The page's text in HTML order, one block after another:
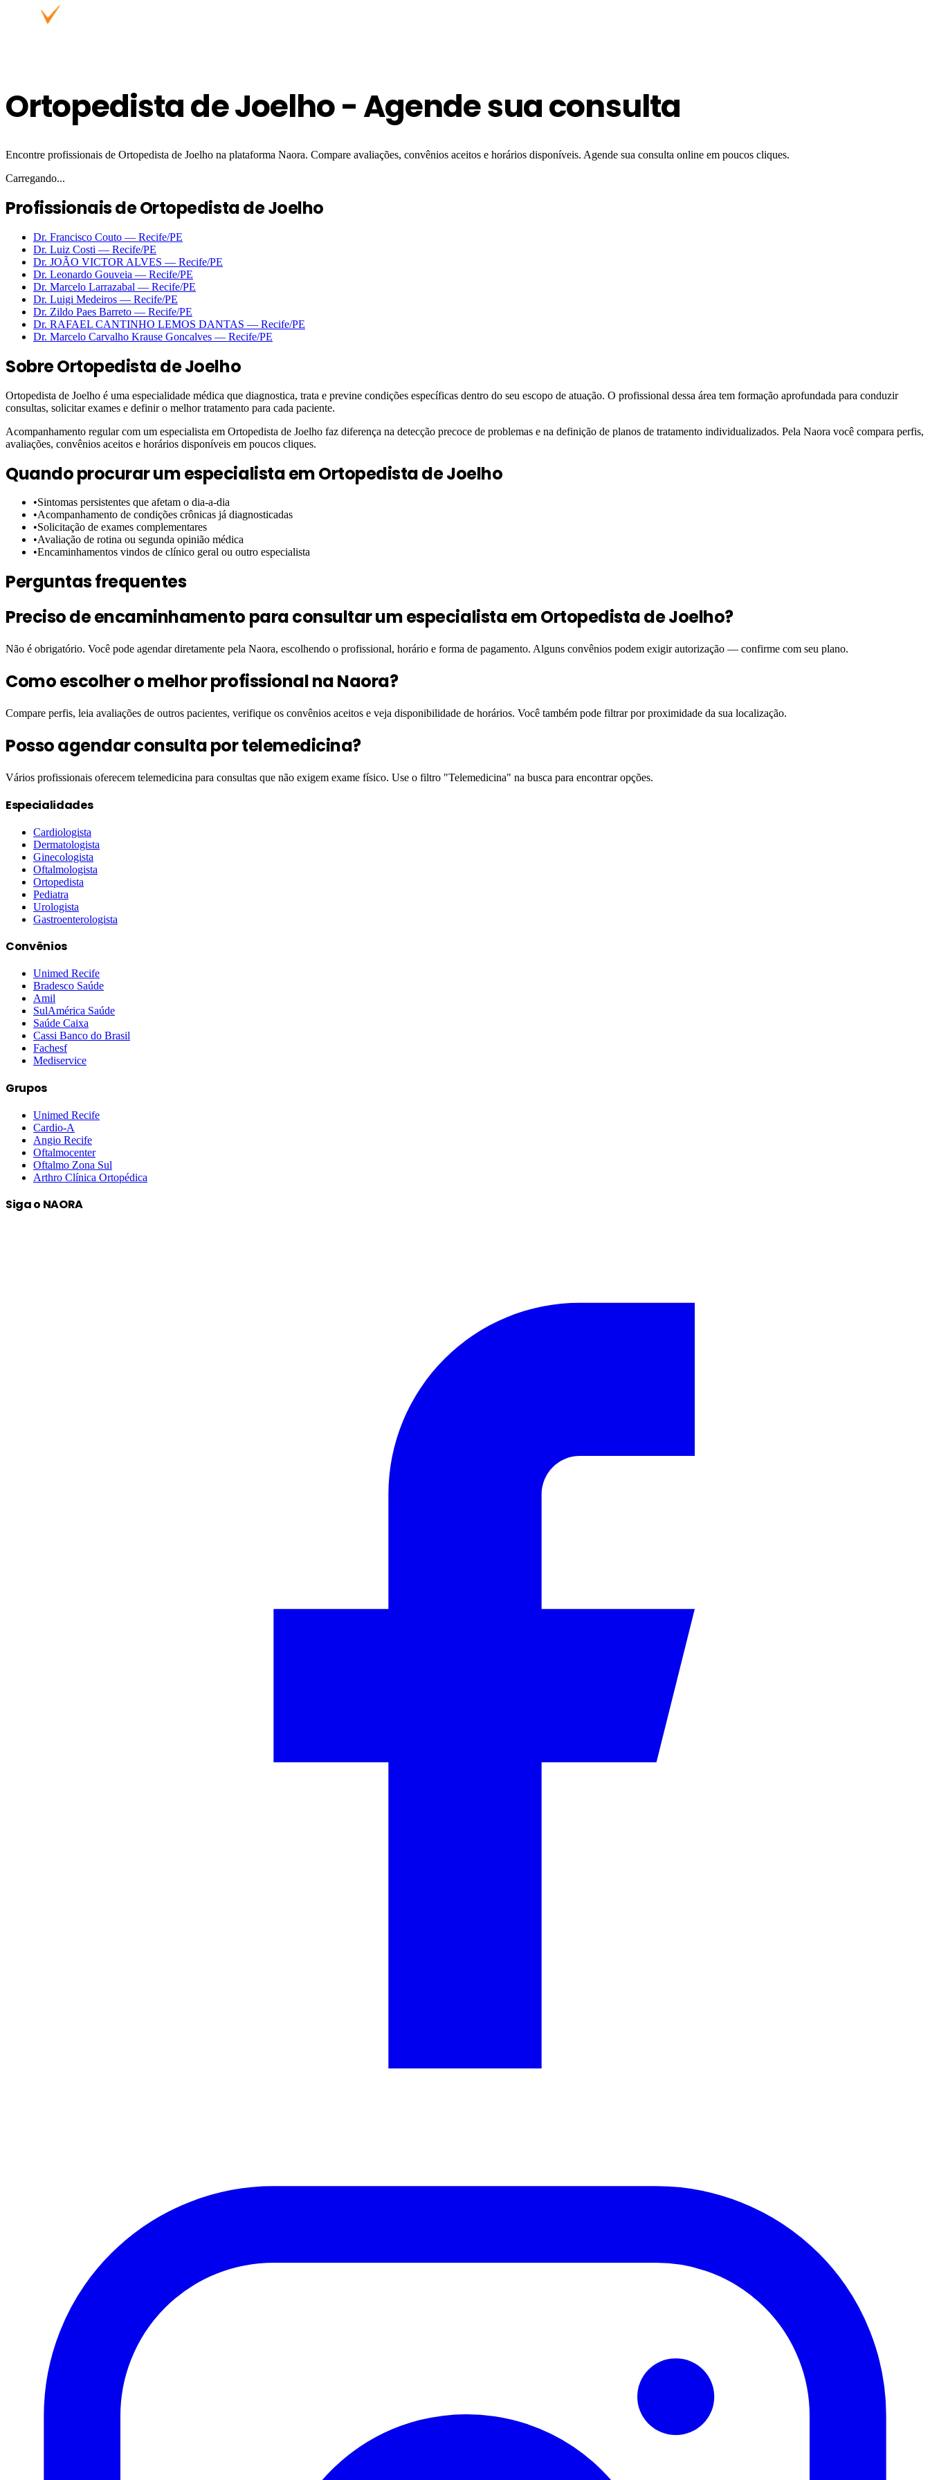
Ortopedista de Joelho - Agende sua consulta
Encontre profissionais de Ortopedista de Joelho na plataforma Naora. Compare avaliações, convênios aceitos e horários disponíveis. Agende sua consulta online em poucos cliques.
Carregando...
Profissionais de Ortopedista de Joelho
Dr. Francisco Couto — Recife/PE
Dr. Luiz Costi — Recife/PE
Dr. JOÃO VICTOR ALVES — Recife/PE
Dr. Leonardo Gouveia — Recife/PE
Dr. Marcelo Larrazabal — Recife/PE
Dr. Luigi Medeiros — Recife/PE
Dr. Zildo Paes Barreto — Recife/PE
Dr. RAFAEL CANTINHO LEMOS DANTAS — Recife/PE
Dr. Marcelo Carvalho Krause Goncalves — Recife/PE
SobreOrtopedista de Joelho
Ortopedista de Joelho é uma especialidade médica que diagnostica, trata e previne condições específicas dentro do seu escopo de atuação. O profissional dessa área tem formação aprofundada para conduzir
consultas, solicitar exames e definir o melhor tratamento para cada paciente.
Acompanhamento regular com um especialista em Ortopedista de Joelho faz diferença na detecção precoce de problemas e na definição de planos de tratamento individualizados. Pela Naora você compara perfis,
avaliações, convênios aceitos e horários disponíveis em poucos cliques.
Quando procurar um especialista emOrtopedista de Joelho
•Sintomas persistentes que afetam o dia-a-dia
•Acompanhamento de condições crônicas já diagnosticadas
•Solicitação de exames complementares
•Avaliação de rotina ou segunda opinião médica
•Encaminhamentos vindos de clínico geral ou outro especialista
Perguntas frequentes
Preciso de encaminhamento para consultar um especialista em Ortopedista de Joelho?
Não é obrigatório. Você pode agendar diretamente pela Naora, escolhendo o profissional, horário e forma de pagamento. Alguns convênios podem exigir autorização — confirme com seu plano.
Como escolher o melhor profissional na Naora?
Compare perfis, leia avaliações de outros pacientes, verifique os convênios aceitos e veja disponibilidade de horários. Você também pode filtrar por proximidade da sua localização.
Posso agendar consulta por telemedicina?
Vários profissionais oferecem telemedicina para consultas que não exigem exame físico. Use o filtro "Telemedicina" na busca para encontrar opções.
Especialidades
Cardiologista
Dermatologista
Ginecologista
Oftalmologista
Ortopedista
Pediatra
Urologista
Gastroenterologista
Convênios
Unimed Recife
Bradesco Saúde
Amil
SulAmérica Saúde
Saúde Caixa
Cassi Banco do Brasil
Fachesf
Mediservice
Grupos
Unimed Recife
Cardio-A
Angio Recife
Oftalmocenter
Oftalmo Zona Sul
Arthro Clínica Ortopédica
Siga o NAORA